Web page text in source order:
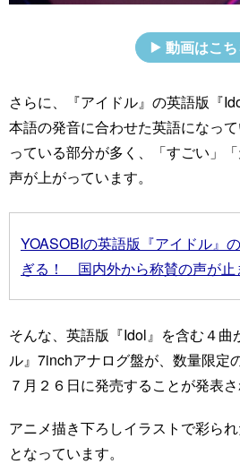
動画はこち
さらに、『アイドル』の英語版『
本語の発音に合わせた英語になっ
っている部分が多く、「すごい」
声が上がっています。
YOASOBIの英語版『アイドル』
ぎる！ 国内外から称賛の声が止
そんな、英語版『Idol』を含む４曲
ル』7inchアナログ盤が、数量限定
７月２６日に発売することが発表さ
アニメ描き下ろしイラストで彩ら
となっています。